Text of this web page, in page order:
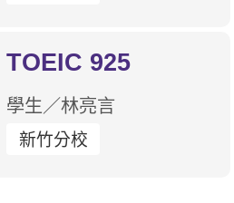
TOEIC 925
學生／林亮言
新竹分校